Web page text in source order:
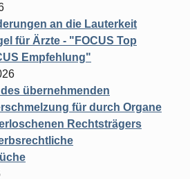
an die Lauterkeit
für Ärzte - "FOCUS Top
Empfehlung"
übernehmenden
für durch Organe
Rechtsträgers